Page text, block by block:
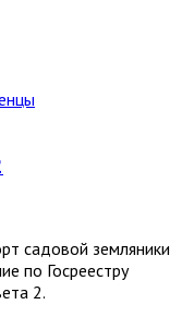
садовой земляники
по Госреестру
2.